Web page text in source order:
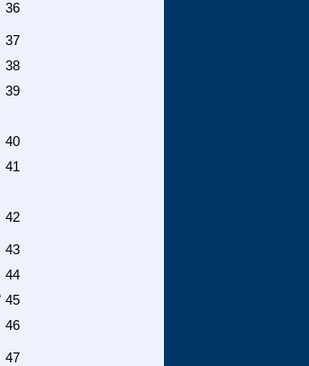
36
37
38
39
40
41
42
43
44
45
46
47